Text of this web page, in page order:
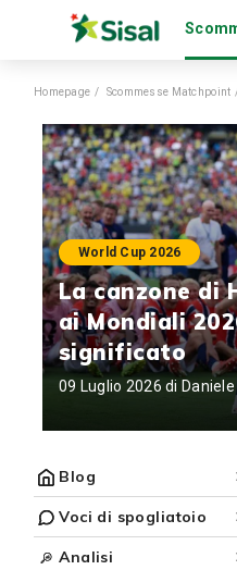
Homepage Scommesse Matchpoint
World Cup 2026
La canzone di
ai Mondiali
significato
09 Luglio 2026 di Daniele
Blog
Voci di spogliatoio
Analisi